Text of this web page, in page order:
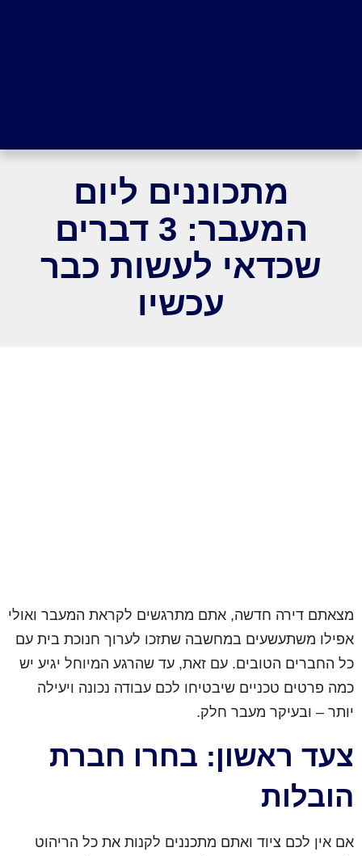
מתכוננים ליום
המעבר: 3 דברים
שכדאי לעשות כבר
עכשיו
מצאתם דירה חדשה, אתם מתרגשים לקראת המעבר ואולי
אפילו משתעשעים במחשבה שתזכו לערוך חנוכת בית עם
כל החברים הטובים. עם זאת, עד שהרגע המיוחל יגיע יש
כמה פרטים טכניים שיבטיחו לכם עבודה נכונה ויעילה
יותר – ובעיקר מעבר חלק.
צעד ראשון: בחרו חברת
הובלות
אם אין לכם ציוד ואתם מתכננים לקנות את כל הריהוט